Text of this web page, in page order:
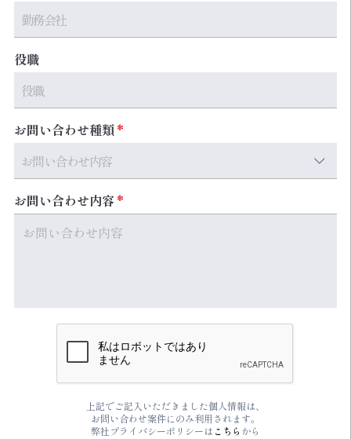
役職
お問い合わせ種類
お問い合わせ内容
上記でご記入いただきました個人情報は、
お問い合わせ案件にのみ利用されます。
弊社プライバシーポリシーは こちら から